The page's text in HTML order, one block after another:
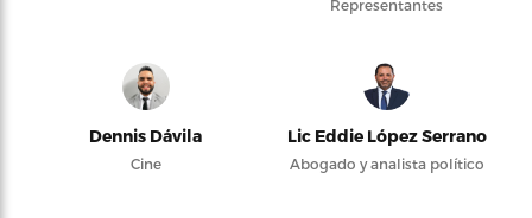
Representantes
Dennis Dávila
Cine
Lic Eddie López Serrano
Abogado y analista político